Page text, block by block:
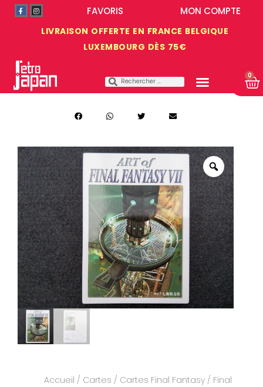
LIVRAISON OFFERTE EN FRANCE BELGIQUE
LUXEMBOURG DÈS 75€
MON COMPTE
FAVORIS
0
Accueil / Cartes / Cartes Final Fantasy / Final